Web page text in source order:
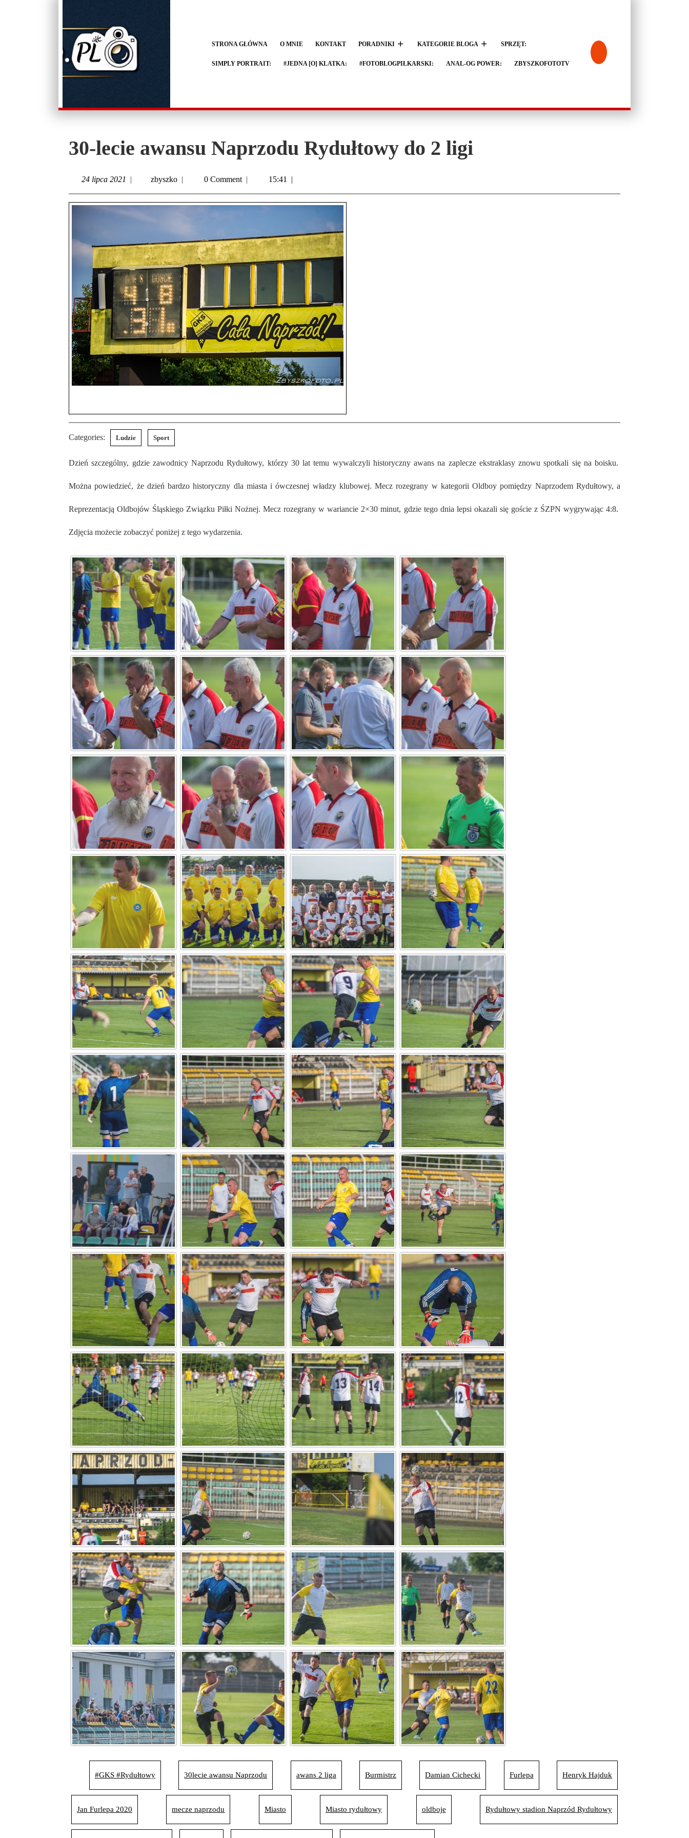
STRONA GŁÓWNA O MNIE KONTAKT PORADNIKI KATEGORIE BLOGA SPRZĘT:
SIMPLY PORTRAIT: #JEDNA [O] KLATKA: #FOTOBLOGPIŁKARSKI: ANAL-OG POWER: ZBYSZKOFOTOTV
30-lecie awansu Naprzodu Rydułtowy do 2 ligi
24 lipca 2021 | zbyszko | 0 Comment | 15:41 |
Categories: Ludzie Sport
Dzień szczególny, gdzie zawodnicy Naprzodu Rydułtowy, którzy 30 lat temu wywalczyli historyczny awans na zaplecze ekstraklasy znowu spotkali się na boisku.
Można powiedzieć, że dzień bardzo historyczny dla miasta i ówczesnej władzy klubowej. Mecz rozegrany w kategorii Oldboy pomiędzy Naprzodem Rydułtowy, a
Reprezentacją Oldbojów Śląskiego Związku Piłki Nożnej. Mecz rozegrany w wariancie 2×30 minut, gdzie tego dnia lepsi okazali się goście z ŚZPN wygrywając 4:8.
Zdjęcia możecie zobaczyć poniżej z tego wydarzenia.
#GKS #Rydułtowy 30lecie awansu Naprzodu awans 2 liga Burmistrz Damian Cichecki Furlepa Henryk Hajduk
Jan Furlepa 2020 mecze naprzodu Miasto Miasto rydułtowy oldboje Rydułtowy stadion Naprzód Rydułtowy